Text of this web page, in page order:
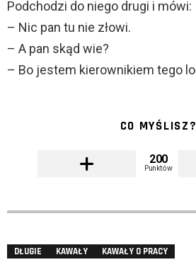
Podchodzi do niego drugi i mówi:
– Nic pan tu nie złowi.
– A pan skąd wie?
– Bo jestem kierownikiem tego
CO MYŚLISZ?
200
Punktów
DŁUGIE KAWAŁY KAWAŁY O PRACY